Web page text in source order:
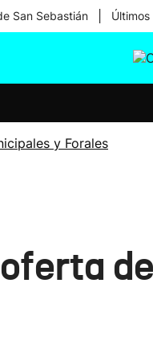
San Sebastián
y Forales